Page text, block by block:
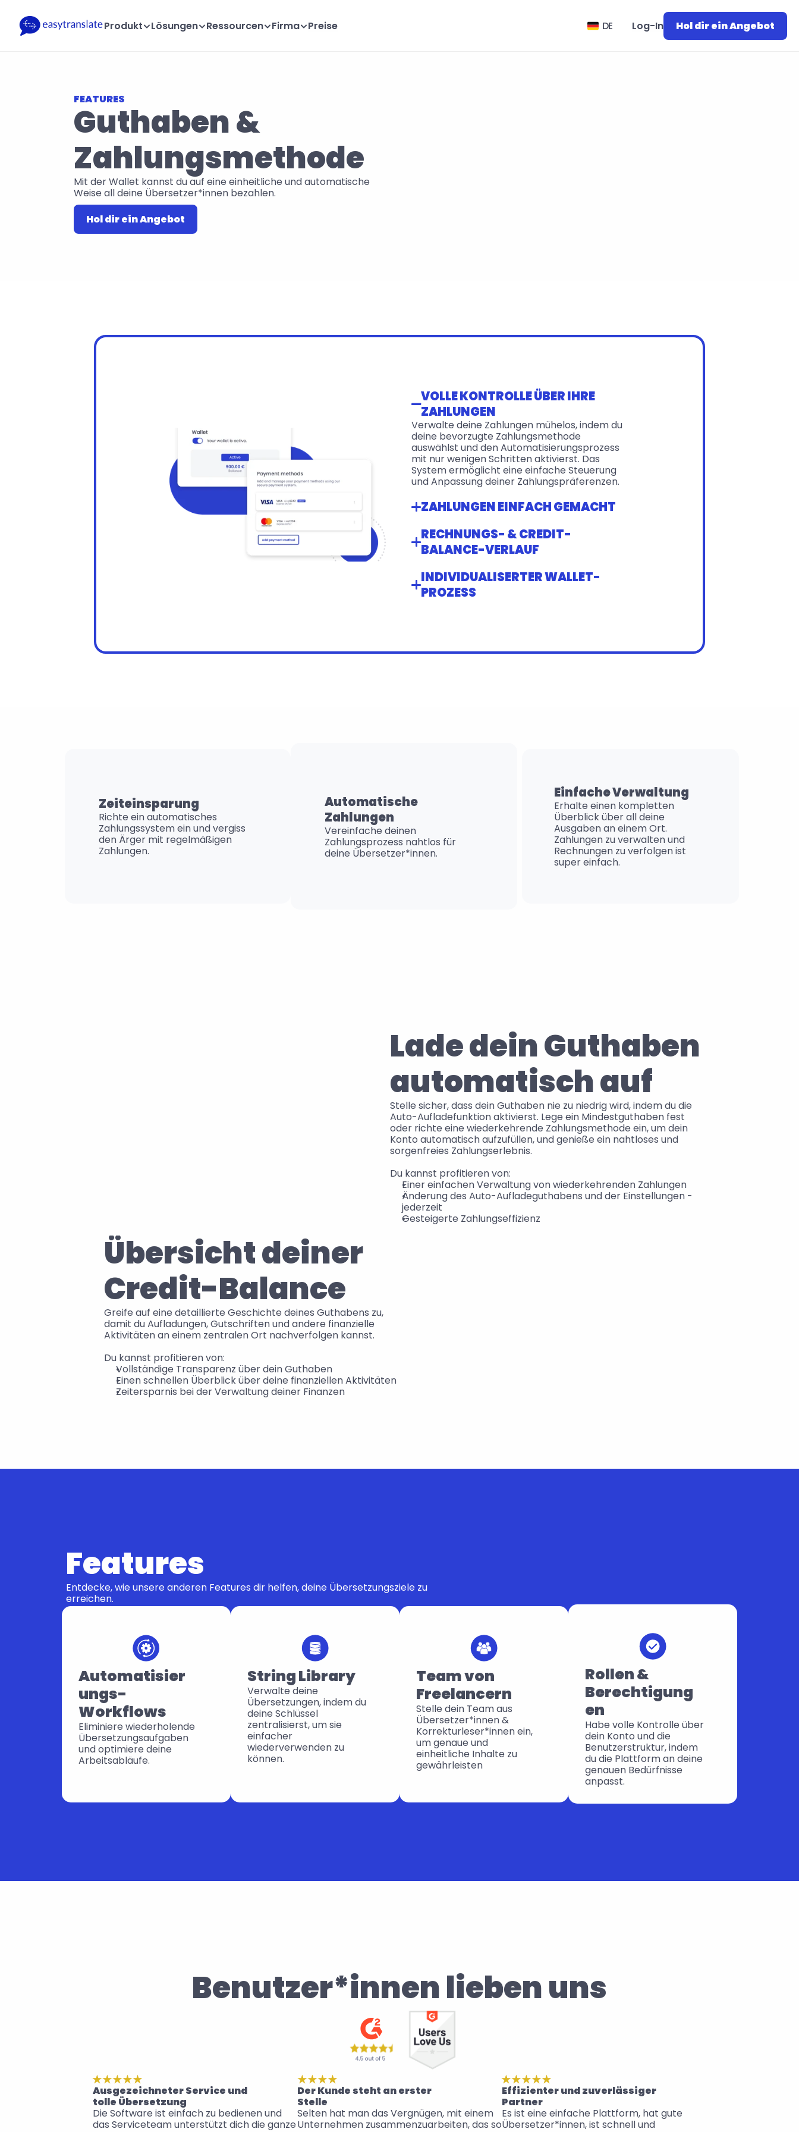
Produkt Lösungen Ressourcen Firma Preise DE Log-In Hol dir ein Angebot
FEATURES
Guthaben &
Zahlungsmethode
Mit der Wallet kannst du auf eine einheitliche und automatische
Weise all deine Übersetzer*innen bezahlen.
Hol dir ein Angebot
VOLLE KONTROLLE ÜBER IHRE
ZAHLUNGEN
Verwalte deine Zahlungen mühelos, indem du
deine bevorzugte Zahlungsmethode
auswählst und den Automatisierungsprozess
mit nur wenigen Schritten aktivierst. Das
System ermöglicht eine einfache Steuerung
und Anpassung deiner Zahlungspräferenzen.
ZAHLUNGEN EINFACH GEMACHT
RECHNUNGS- & CREDIT-
BALANCE-VERLAUF
INDIVIDUALISERTER WALLET-
PROZESS
Zeiteinsparung
Richte ein automatisches
Zahlungssystem ein und vergiss
den Ärger mit regelmäßigen
Zahlungen.
Automatische
Zahlungen
Vereinfache deinen
Zahlungsprozess nahtlos für
deine Übersetzer*innen.
Einfache Verwaltung
Erhalte einen kompletten
Überblick über all deine
Ausgaben an einem Ort.
Zahlungen zu verwalten und
Rechnungen zu verfolgen ist
super einfach.
Lade dein Guthaben
automatisch auf
Stelle sicher, dass dein Guthaben nie zu niedrig wird, indem du die
Auto-Aufladefunktion aktivierst. Lege ein Mindestguthaben fest
oder richte eine wiederkehrende Zahlungsmethode ein, um dein
Konto automatisch aufzufüllen, und genieße ein nahtloses und
sorgenfreies Zahlungserlebnis.
Du kannst profitieren von:
Einer einfachen Verwaltung von wiederkehrenden Zahlungen
Änderung des Auto-Aufladeguthabens und der Einstellungen -
jederzeit
Gesteigerte Zahlungseffizienz
Übersicht deiner
Credit-Balance
Greife auf eine detaillierte Geschichte deines Guthabens zu,
damit du Aufladungen, Gutschriften und andere finanzielle
Aktivitäten an einem zentralen Ort nachverfolgen kannst.
Du kannst profitieren von:
Vollständige Transparenz über dein Guthaben
Einen schnellen Überblick über deine finanziellen Aktivitäten
Zeitersparnis bei der Verwaltung deiner Finanzen
Features
Entdecke, wie unsere anderen Features dir helfen, deine Übersetzungsziele zu
erreichen.
Automatisier
ungs-
Workflows
Eliminiere wiederholende
Übersetzungsaufgaben
und optimiere deine
Arbeitsabläufe.
String Library
Verwalte deine
Übersetzungen, indem du
deine Schlüssel
zentralisierst, um sie
einfacher
wiederverwenden zu
können.
Team von
Freelancern
Stelle dein Team aus
Übersetzer*innen &
Korrekturleser*innen ein,
um genaue und
einheitliche Inhalte zu
gewährleisten
Rollen &
Berechtigung
en
Habe volle Kontrolle über
dein Konto und die
Benutzerstruktur, indem
du die Plattform an deine
genauen Bedürfnisse
anpasst.
Benutzer*innen lieben uns
Ausgezeichneter Service und
tolle Übersetzung
Die Software ist einfach zu bedienen und
das Serviceteam unterstützt dich die ganze
Der Kunde steht an erster
Stelle
Selten hat man das Vergnügen, mit einem
Unternehmen zusammenzuarbeiten, das so
Effizienter und zuverlässiger
Partner
Es ist eine einfache Plattform, hat gute
Übersetzer*innen, ist schnell und